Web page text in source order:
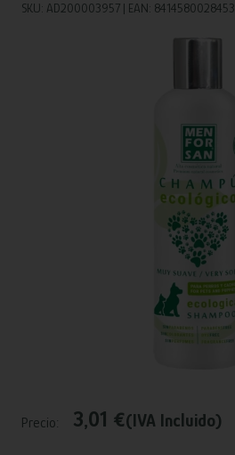
SKU: AD200003957 | EAN: 8414580028453
Precio: 3,01 €(IVA Incluido)